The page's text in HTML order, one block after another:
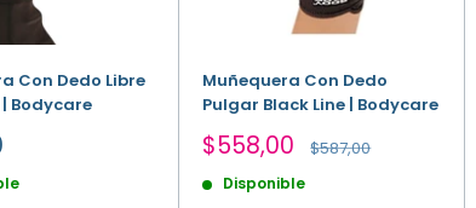
Con Dedo Libre
| Bodycare
Muñequera Con Dedo
Pulgar Black Line | Bodycare
Precio
de
venta
$558,00 Precio
habitual
$587,00
Disponible